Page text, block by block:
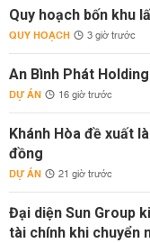
Quy hoạch bốn khu
QUY HOẠCH 3 giờ trước
An Bình Phát
DỰ ÁN 16 giờ trước
Khánh Hòa đề xuất
đồng
DỰ ÁN 21 giờ trước
Đại diện Sun Group
tài chính khi chuyển